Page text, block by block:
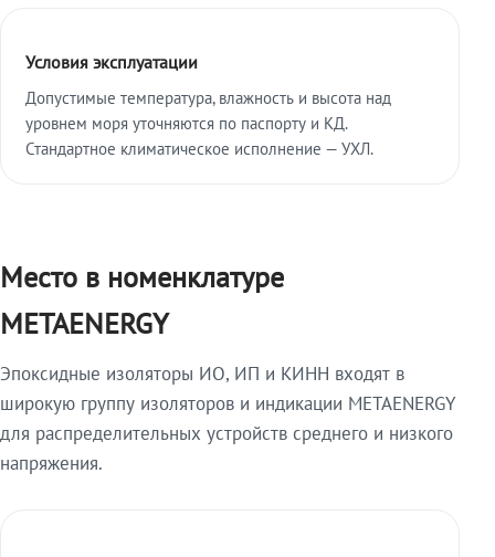
Условия эксплуатации
Допустимые температура, влажность и высота над
уровнем моря уточняются по паспорту и КД.
Стандартное климатическое исполнение — УХЛ.
Место в номенклатуре
METAENERGY
Эпоксидные изоляторы ИО, ИП и КИНН входят в
широкую группу изоляторов и индикации METAENERGY
для распределительных устройств среднего и низкого
напряжения.